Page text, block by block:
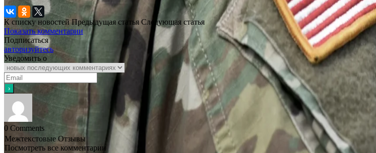
К списку новостей Предыдущая статья Следующая статья
Показать комментарии
Подписаться
авторизуйтесь
Уведомить о
0 Comments
Межтекстовые Отзывы
Посмотреть все комментарии